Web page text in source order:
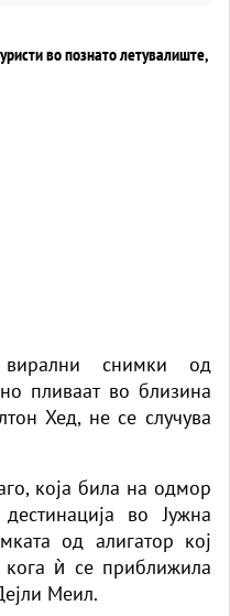
снимки од
пливаат во близина
Хед, не се случува
која била на одмор
во Јужна
од алигатор кој
кога ѝ се приближила
Меил.